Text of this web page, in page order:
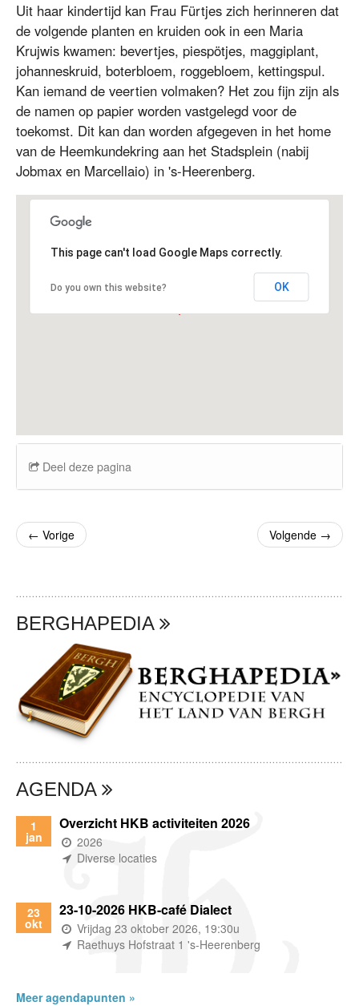
Uit haar kindertijd kan Frau Fürtjes zich herinneren dat
de volgende planten en kruiden ook in een Maria
Krujwis kwamen: bevertjes, piespötjes, maggiplant,
johanneskruid, boterbloem, roggebloem, kettingspul.
Kan iemand de veertien volmaken? Het zou fijn zijn als
de namen op papier worden vastgelegd voor de
toekomst. Dit kan dan worden afgegeven in het home
van de Heemkundekring aan het Stadsplein (nabij
Jobmax en Marcellaio) in 's-Heerenberg.
This page can't load Google Maps correctly.
Do you own this website? OK
Deel deze pagina
← Vorige Volgende →
BERGHAPEDIA
AGENDA
1
jan
Overzicht HKB activiteiten 2026
(wanneer)
2026
(waar)
Diverse locaties
23
okt
23-10-2026 HKB-café Dialect
(wanneer)
Vrijdag 23 oktober 2026, 19:30u
(waar)
Raethuys Hofstraat 1 's-Heerenberg
Meer agendapunten »